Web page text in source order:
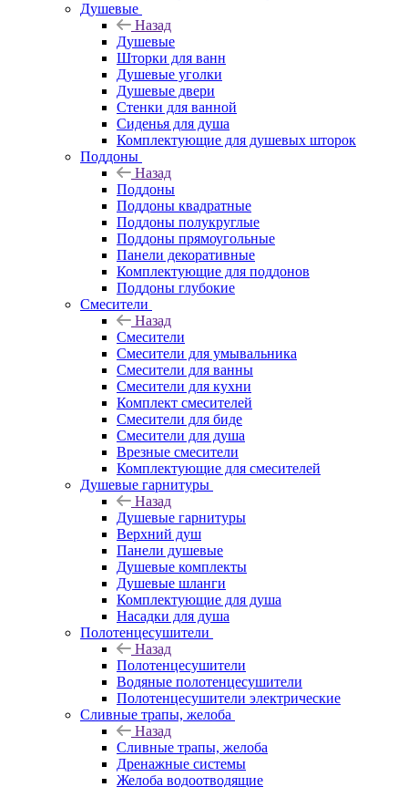
Душевые
Назад
Душевые
Шторки для ванн
Душевые уголки
Душевые двери
Стенки для ванной
Сиденья для душа
Комплектующие для душевых шторок
Поддоны
Назад
Поддоны
Поддоны квадратные
Поддоны полукруглые
Поддоны прямоугольные
Панели декоративные
Комплектующие для поддонов
Поддоны глубокие
Смесители
Назад
Смесители
Смесители для умывальника
Смесители для ванны
Смесители для кухни
Комплект смесителей
Смесители для биде
Смесители для душа
Врезные смесители
Комплектующие для смесителей
Душевые гарнитуры
Назад
Душевые гарнитуры
Верхний душ
Панели душевые
Душевые комплекты
Душевые шланги
Комплектующие для душа
Насадки для душа
Полотенцесушители
Назад
Полотенцесушители
Водяные полотенцесушители
Полотенцесушители электрические
Сливные трапы, желоба
Назад
Сливные трапы, желоба
Дренажные системы
Желоба водоотводящие